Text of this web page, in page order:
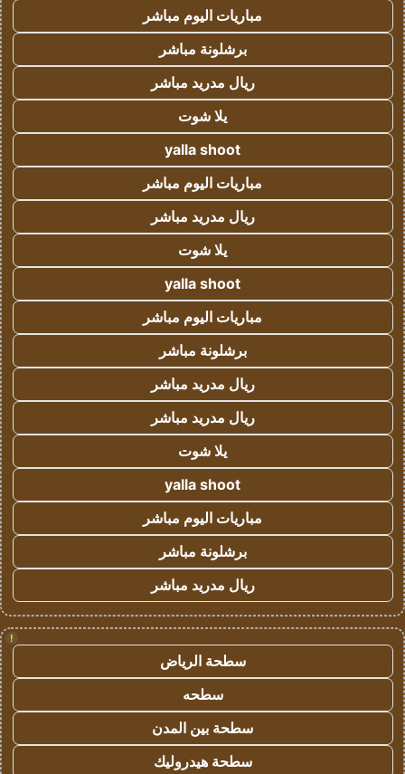
مباريات اليوم مباشر
برشلونة مباشر
ريال مدريد مباشر
يلا شوت
yalla shoot
مباريات اليوم مباشر
ريال مدريد مباشر
يلا شوت
yalla shoot
مباريات اليوم مباشر
برشلونة مباشر
ريال مدريد مباشر
ريال مدريد مباشر
يلا شوت
yalla shoot
مباريات اليوم مباشر
برشلونة مباشر
ريال مدريد مباشر
!
سطحة الرياض
سطحه
سطحة بين المدن
سطحة هيدروليك